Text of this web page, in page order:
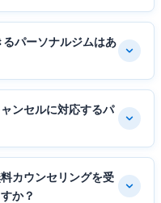
パーソナルジムはあ
ンセルに対応するパ
カウンセリングを受
か？